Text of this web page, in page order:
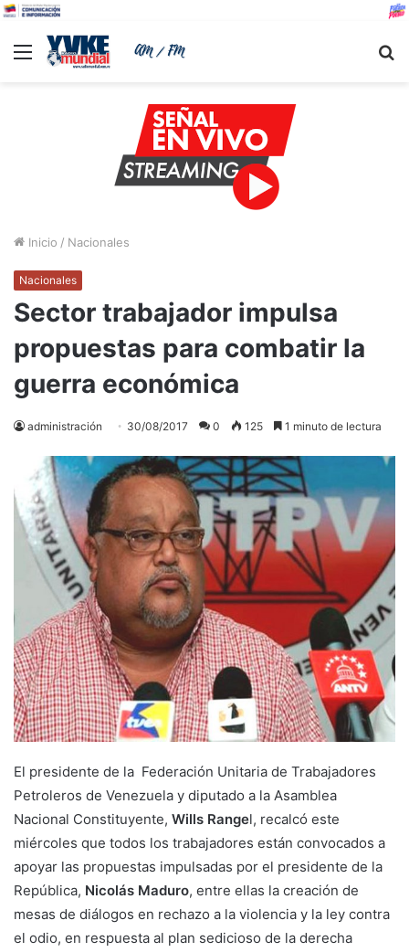
Menu
Inicio / Nacionales
Nacionales
Sector trabajador impulsa
propuestas para combatir la
guerra económica
administración 30/08/2017 0 125 1 minuto de lectura
El presidente de la Federación Unitaria de Trabajadores
Petroleros de Venezuela y diputado a la Asamblea
Nacional Constituyente, Wills Rangel, recalcó este
miércoles que todos los trabajadores están convocados a
apoyar las propuestas impulsadas por el presidente de la
República, Nicolás Maduro, entre ellas la creación de
mesas de diálogos en rechazo a la violencia y la ley contra
el odio, en respuesta al plan sedicioso de la derecha